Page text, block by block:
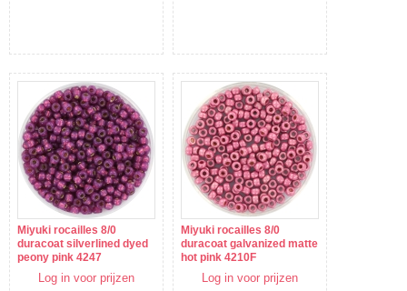
Miyuki rocailles 8/0
duracoat silverlined dyed
peony pink 4247
Log in voor prijzen
Miyuki rocailles 8/0
duracoat galvanized matte
hot pink 4210F
Log in voor prijzen